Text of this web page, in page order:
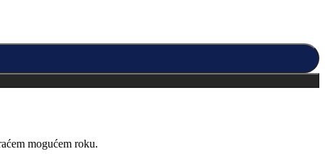
mogućem roku.